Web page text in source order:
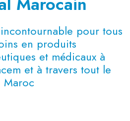
pour tous
en produits
et médicaux à
et à travers tout le
Maroc